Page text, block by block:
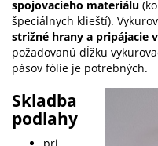
spojovacieho materiálu
špeciálnych klieští).
strižné hrany a pripájacie
požadovanú dĺžku
pásov fólie je potrebných.
Skladba
podlahy